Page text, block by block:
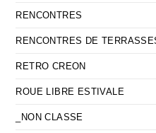
RENCONTRES
RENCONTRES DE
RETRO CREON
ROUE LIBRE ESTIVALE
_NON CLASSE